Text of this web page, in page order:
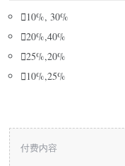
10%, 30%
20%,40%
25%,20%
10%,25%
付费内容